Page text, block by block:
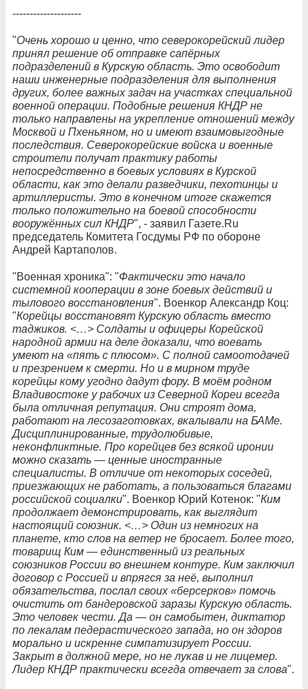
--------------------
"Очень хорошо и ценно, что северокорейский лидер
принял решение об отправке сапёрных
подразделений в Курскую область. Это освободит
наши инженерные подразделения для выполнения
других, более важных задач на участках специальной
военной операции. Подобные решения КНДР не
только направлены на укрепление отношений между
Москвой и Пхеньяном, но и имеют взаимовыгодные
последствия. Северокорейские войска и военные
строители получат практику работы
непосредственно в боевых условиях в Курской
области, как это делали разведчики, пехотинцы и
артиллеристы. Это в конечном итоге скажется
только положительно на боевой способности
вооружённых сил КНДР", - заявил Газете.Ru
председатель Комитета Госдумы РФ по обороне
Андрей Картаполов.
"Военная хроника": "Фактически это начало
системной кооперации в зоне боевых действий и
тылового восстановления". Военкор Александр Коц:
"Корейцы восстановят Курскую область вместо
таджиков. <…> Солдаты и офицеры Корейской
народной армии на деле доказали, что воевать
умеют на «пять с плюсом». С полной самоотодачей
и презрением к смерти. Но и в мирном труде
корейцы кому угодно дадут фору. В моём родном
Владивостоке у рабочих из Северной Кореи всегда
была отличная репутация. Они строят дома,
работают на лесозаготовках, вкалывали на БАМе.
Дисциплинированные, трудолюбивые,
неконфликтные. Про корейцев без всякой иронии
можно сказать — ценные иностранные
специалисты. В отличие от некоторых соседей,
приезжающих не работать, а пользоваться благами
российской социалки". Военкор Юрий Котенок: "Ким
продолжает демонстрировать, как выглядит
настоящий союзник. <…> Один из немногих на
планете, кто слов на ветер не бросает. Более того,
товарищ Ким — единственный из реальных
союзников России во внешнем контуре. Ким заключил
договор с Россией и впрягся за неё, выполнил
обязательства, послал своих «берсерков» помочь
очистить от бандеровской заразы Курскую область.
Это человек чести. Да — он самобытен, диктатор
по лекалам педерастического запада, но он здоров
морально и искренне симпатизирует России.
Закрыт в должной мере, но не лукав и не лицемер.
Лидер КНДР практически всегда отвечает за слова".